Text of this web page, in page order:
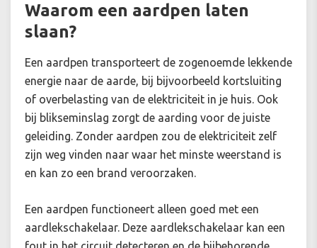
Waarom een aardpen laten
slaan?
Een aardpen transporteert de zogenoemde lekkende
energie naar de aarde, bij bijvoorbeeld kortsluiting
of overbelasting van de elektriciteit in je huis. Ook
bij blikseminslag zorgt de aarding voor de juiste
geleiding. Zonder aardpen zou de elektriciteit zelf
zijn weg vinden naar waar het minste weerstand is
en kan zo een brand veroorzaken.
Een aardpen functioneert alleen goed met een
aardlekschakelaar. Deze aardlekschakelaar kan een